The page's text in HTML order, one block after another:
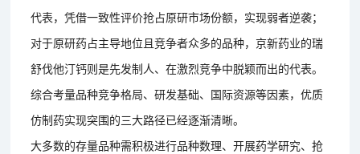
代表，凭借一致性评价抢占原研市场份额，实现弱者逆袭；
对于原研药占主导地位且竞争者众多的品种，京新药业的瑞
舒伐他汀钙则是先发制人、在激烈竞争中脱颖而出的代表。
综合考量品种竞争格局、研发基础、国际资源等因素，优质
仿制药实现突围的三大路径已经逐渐清晰。
大多数的存量品种需积极进行品种数理、开展药学研究、抢